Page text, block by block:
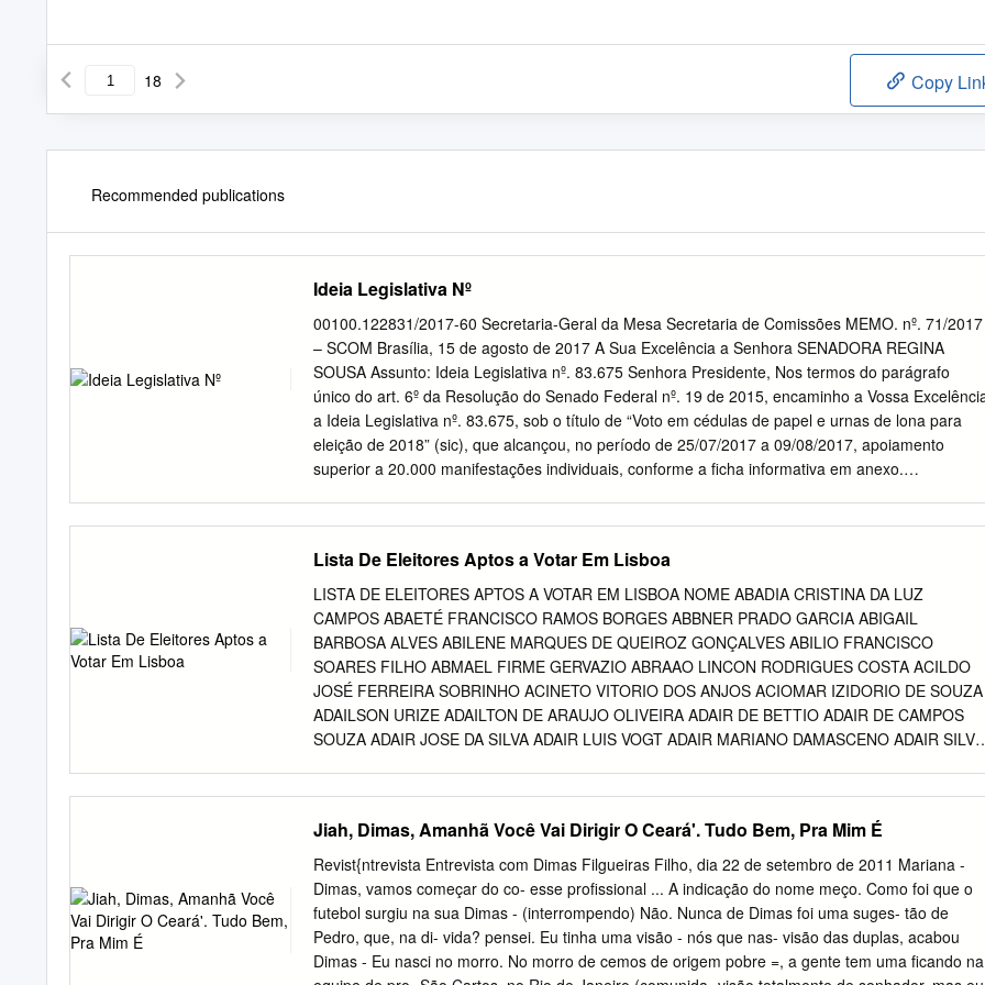
18 Copy
Recommended publications
Ideia Legislativa Nº
00100.122831/2017-60 Secretaria-Geral da Mesa Secretaria de Comissões MEMO. nº. 71/2017
– SCOM Brasília, 15 de agosto de 2017 A Sua Excelência a Senhora SENADORA REGINA
SOUSA Assunto: Ideia Legislativa nº. 83.675 Senhora Presidente, Nos termos do parágrafo
único do art. 6º da Resolução do Senado Federal nº. 19 de 2015, encaminho a Vossa
a Ideia Legislativa nº. 83.675, sob o título de “Voto em cédulas de papel e urnas de lona para
eleição de 2018” (sic), que alcançou, no período de 25/07/2017 a 09/08/2017, apoiamento
superior a 20.000 manifestações individuais, conforme a ficha informativa em anexo.
Secretaria de Comissões ANEXO AO MEMORANDO Nº. 71/2017 – SCOM - FICHA
INFORMATIVA E RELAÇÃO DE APOIADORES ARQUIVO ASSINADO DIGITALMENTE. CÓDIGO
DE VERIFICAÇÃO: 31F1656B001CB1F2. CONSULTE EM
http://www.senado.gov.br/sigadweb/v.aspx. 00100.122831/2017-60 Secretaria-Geral da Mesa
Secretaria de Comissões Ideia Legislativa nº. 83.675 TÍTULO Voto em cédulas de papel e urnas
de lona para eleição de 2018 (sic) DESCRIÇÃO Visto que foi aprovado o voto impresso, paralelo
à urna eletrônica para 2018, mas o TSE diz não ter condições de gastar R$2,5 bilhões para
adquirir tais urnas modernizadas, sugerimos que a eleição seja realizada com voto em cédula
Lista De Eleitores Aptos a Votar Em Lisboa
LISTA DE ELEITORES APTOS A VOTAR EM LISBOA NOME ABADIA CRISTINA DA LUZ
CAMPOS ABAETÉ FRANCISCO RAMOS BORGES ABBNER PRADO GARCIA ABIGAIL
BARBOSA ALVES ABILENE MARQUES DE QUEIROZ GONÇALVES ABILIO FRANCISCO
SOARES FILHO ABMAEL FIRME GERVAZIO ABRAAO LINCON RODRIGUES COSTA ACILDO
JOSÉ FERREIRA SOBRINHO ACINETO VITORIO DOS ANJOS ACIOMAR IZIDORIO DE SOUZA
ADAILSON URIZE ADAILTON DE ARAUJO OLIVEIRA ADAIR DE BETTIO ADAIR DE CAMPOS
SOUZA ADAIR JOSE DA SILVA ADAIR LUIS VOGT ADAIR MARIANO DAMASCENO ADAIR SILVA
OLIVEIRA ADALTON CESAR DE JESUS ADALTON DE SOUZA OLIVEIRA ADAM ROGER PRUS
SZCZEPANOWSKI ADANILDA NUNES VICENTE ADANS RAFAEL STERSA ARCE ADAO
AFONSO PENA ADÃO BOSCO MENDES ADAO CORREA DE ARAUJO ADAO GABRIEL GOMES
ADÃO LUIZ DA SILVA ADAO PATRICIO ADÃO PEREIRA GUSMÃO ADAO ROBERTO RIBEIRO
BORGES ADÃO SIQUEIRA DA SILVA ADAUTO DA SILVA FILHO ADAUTO PEREIRA DA SILVA
ADAUTO RAMOS SATHLER ADEILDO CARDOSO DA SILVA ADEILDO PROFIRO DO
NASCIMENTO MORGADO ADEILSON DA SILVA ADEILSON DE OLIVEIRA CAMPOS ADEILSON
Jiah, Dimas, Amanhã Você Vai Dirigir O Ceará'. Tudo Bem, Pra Mim É
Revist{ntrevista Entrevista com Dimas Filgueiras Filho, dia 22 de setembro de 2011 Mariana -
Dimas, vamos começar do co- esse profissional ... A indicação do nome meço. Como foi que o
futebol surgiu na sua Dimas - (interrompendo) Não. Nunca de Dimas foi uma suges- tão de
Pedro, que, na di- vida? pensei. Eu tinha uma visão - nós que nas- visão das duplas, acabou
Dimas - Eu nasci no morro. No morro de cemos de origem pobre =, a gente tem uma ficando na